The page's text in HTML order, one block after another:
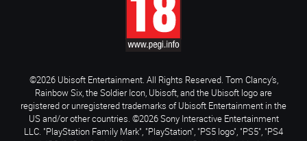
©2026 Ubisoft Entertainment. All Rights Reserved. Tom Clancy’s,
Rainbow Six, the Soldier Icon, Ubisoft, and the Ubisoft logo are
registered or unregistered trademarks of Ubisoft Entertainment in the
US and/or other countries. ©2026 Sony Interactive Entertainment
LLC. "PlayStation Family Mark", "PlayStation", "PS5 logo", "PS5", "PS4